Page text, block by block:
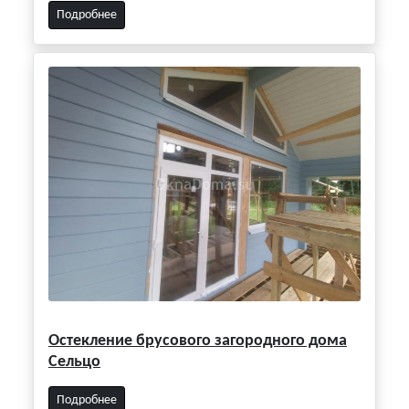
Подробнее
Остекление брусового загородного дома
Сельцо
Подробнее